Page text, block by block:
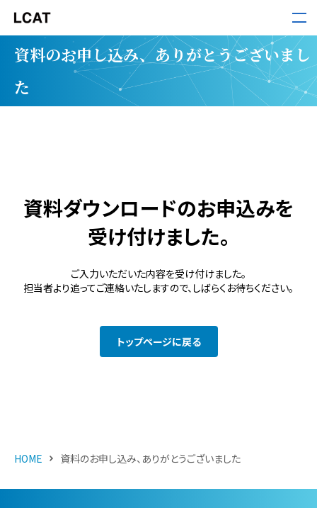
お役立ち情報
お知らせ
資料ダウンロード
資料のお申し込み、ありがとうございまし
た
資料ダウンロードのお申込みを
受け付けました。
ご入力いただいた内容を受け付けました。
担当者より追ってご連絡いたしますので、しばらくお待ちください。
トップページに戻る
HOME 資料のお申し込み、ありがとうございました